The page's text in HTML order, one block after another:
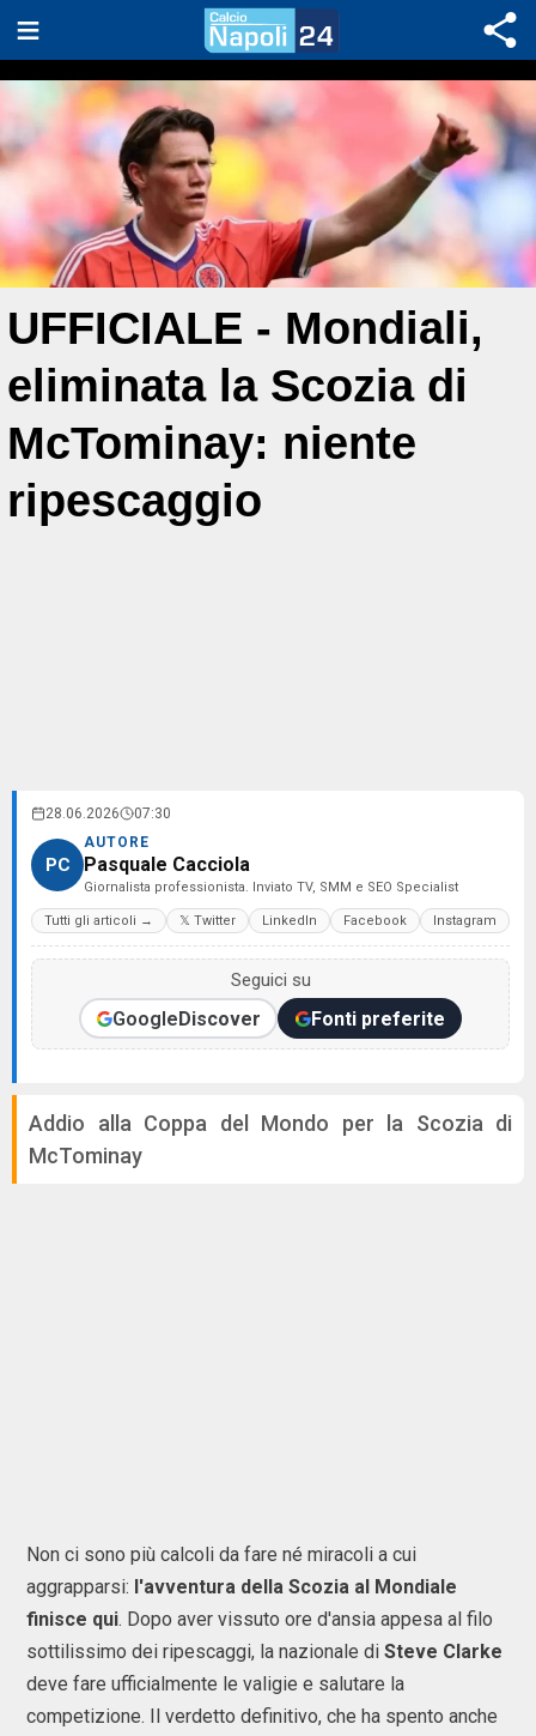
UFFICIALE - Mondiali,
eliminata la Scozia di
McTominay: niente
ripescaggio
28.06.2026 07:30
PC
AUTORE
Pasquale Cacciola
Giornalista professionista. Inviato TV, SMM e SEO Specialist
Tutti gli articoli → 𝕏 Twitter LinkedIn Facebook Instagram
Seguici su
GoogleDiscover Fonti preferite
Addio alla Coppa del Mondo per la Scozia di
McTominay
Non ci sono più calcoli da fare né miracoli a cui
aggrapparsi: l'avventura della Scozia al Mondiale
finisce qui. Dopo aver vissuto ore d'ansia appesa al filo
sottilissimo dei ripescaggi, la nazionale di Steve Clarke
deve fare ufficialmente le valigie e salutare la
competizione. Il verdetto definitivo, che ha spento anche